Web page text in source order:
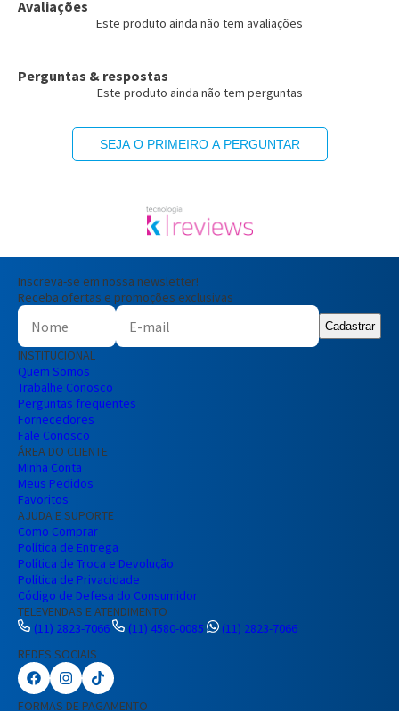
Avaliações
Este produto ainda não tem avaliações
Perguntas & respostas
Este produto ainda não tem perguntas
SEJA O PRIMEIRO A PERGUNTAR
Inscreva-se em nossa newsletter!
Receba ofertas e promoções exclusivas
Cadastrar
INSTITUCIONAL
Quem Somos
Trabalhe Conosco
Perguntas frequentes
Fornecedores
Fale Conosco
ÁREA DO CLIENTE
Minha Conta
Meus Pedidos
Favoritos
AJUDA E SUPORTE
Como Comprar
Política de Entrega
Política de Troca e Devolução
Política de Privacidade
Código de Defesa do Consumidor
TELEVENDAS E ATENDIMENTO
(11) 2823-7066
(11) 4580-0085
(11) 2823-7066
REDES SOCIAIS
FORMAS DE PAGAMENTO